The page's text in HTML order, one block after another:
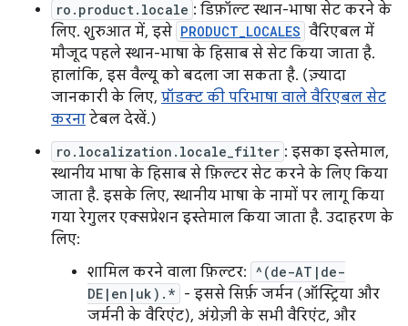
ro.product.locale : डिफ़ॉल्ट स्थान-भाषा सेट करने के
लिए. शुरुआत में, इसे PRODUCT_LOCALES वैरिएबल में
मौजूद पहले स्थान-भाषा के हिसाब से सेट किया जाता है.
हालांकि, इस वैल्यू को बदला जा सकता है. (ज़्यादा
जानकारी के लिए, प्रॉडक्ट की परिभाषा वाले वैरिएबल सेट
करना टेबल देखें.)
ro.localization.locale_filter : इसका इस्तेमाल,
स्थानीय भाषा के हिसाब से फ़िल्टर सेट करने के लिए किया
जाता है. इसके लिए, स्थानीय भाषा के नामों पर लागू किया
गया रेगुलर एक्सप्रेशन इस्तेमाल किया जाता है. उदाहरण के
लिए:
शामिल करने वाला फ़िल्टर: ^(de-AT|de-
DE|en|uk).* - इससे सिर्फ़ जर्मन (ऑस्ट्रिया और
जर्मनी के वैरिएंट), अंग्रेज़ी के सभी वैरिएंट, और